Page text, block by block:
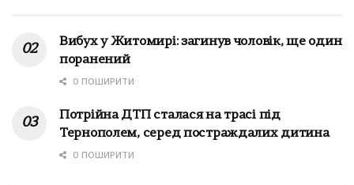
Вибух у Житомирі: загинув чоловік, ще один
поранений
0 ПОШИРИТИ
Потрійна ДТП сталася на трасі під
Тернополем, серед постраждалих дитина
0 ПОШИРИТИ